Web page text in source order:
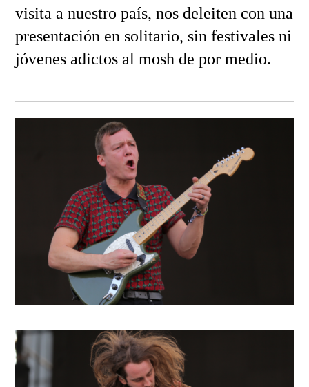
visita a nuestro país, nos deleiten con una
presentación en solitario, sin festivales ni
jóvenes adictos al mosh de por medio.